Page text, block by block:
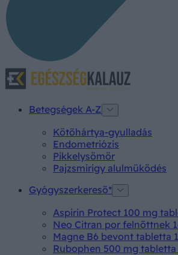
Betegségek A-Z
Kötőhártya-gyulladás
Endometriózis
Pikkelysömör
Pajzsmirigy alulműködés
Gyógyszerkereső*
Aspirin Protect 100 mg
Neo Citran por felnőttnek
Magne B6 bevont tabletta
Rubophen 500 mg